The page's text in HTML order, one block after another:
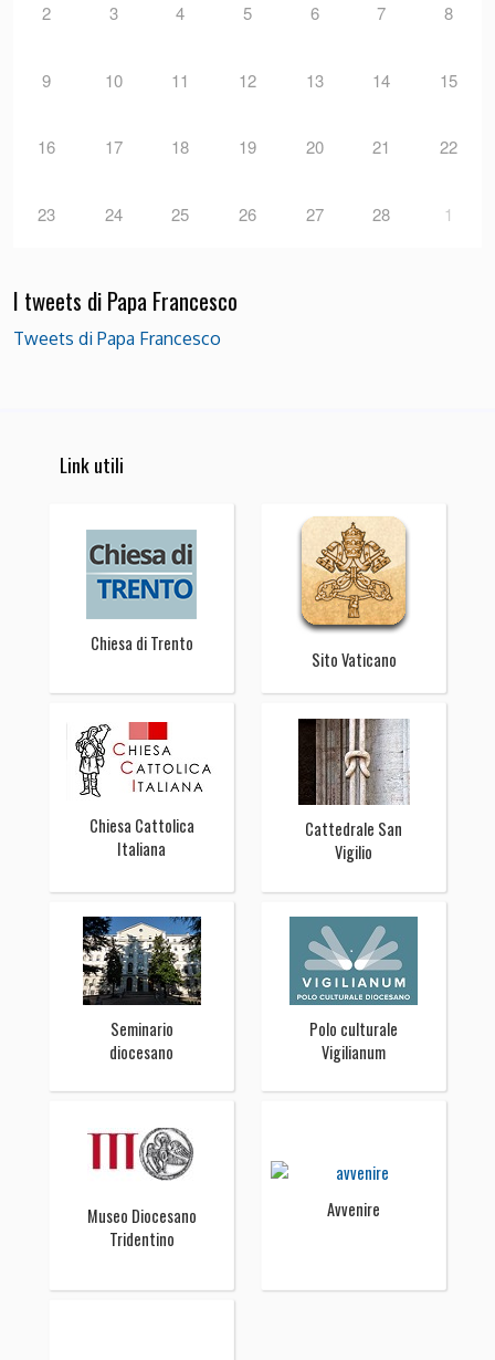
2 3 4 5 6 7 8
9 10 11 12 13 14 15
16 17 18 19 20 21 22
23 24 25 26 27 28 1
I tweets di Papa Francesco
Tweets di Papa Francesco
Link utili
Chiesa di Trento
Sito Vaticano
Chiesa Cattolica
Italiana
Cattedrale San
Vigilio
Seminario
diocesano
Polo culturale
Vigilianum
Museo Diocesano
Tridentino
Avvenire